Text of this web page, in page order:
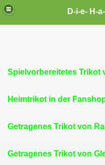
Spielvorbereitetes Trikot
Heimtrikot in der
Getragenes Trikot von
Getragenes Trikot von